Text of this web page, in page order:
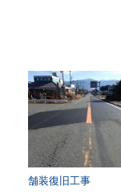
舗装復旧工事